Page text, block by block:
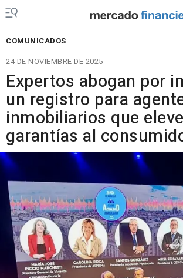
COMUNICADOS
24 DE NOVIEMBRE DE 2025
Expertos abogan por
un registro para
inmobiliarios que
garantías al